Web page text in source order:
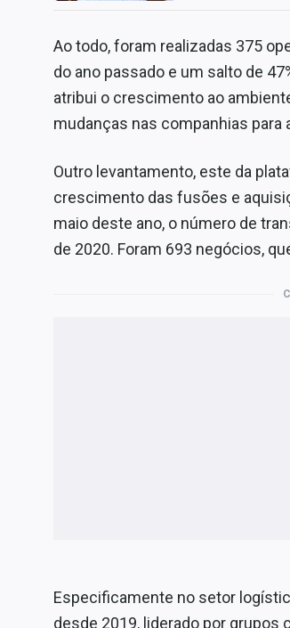
Ao todo, foram realizadas 375
do ano passado e um salto de
atribui o crescimento ao
mudanças nas companhias para
Outro levantamento, este da
crescimento das fusões e
maio deste ano, o número de
de 2020. Foram 693 negócios,
Especificamente no setor
desde 2019, liderado por grupos